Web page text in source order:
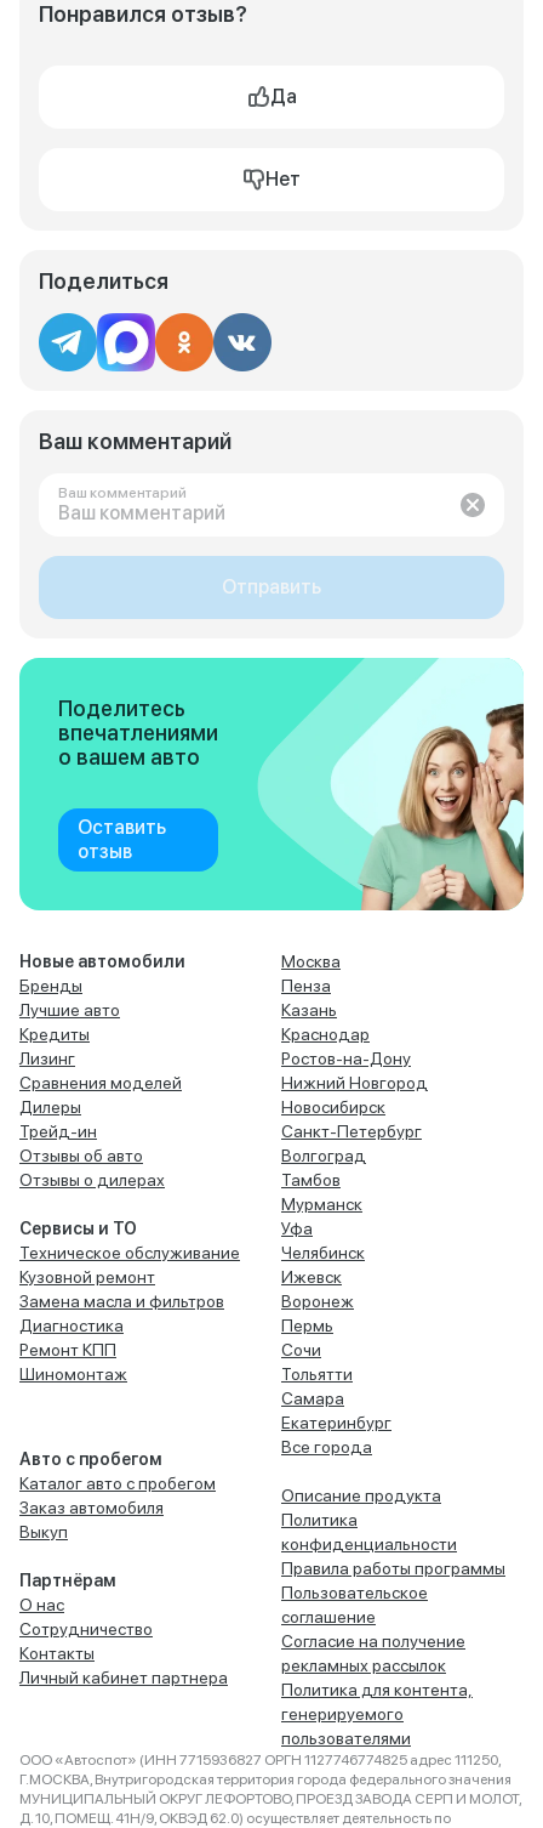
Понравился отзыв?
Да
Нет
Поделиться
Ваш комментарий
Ваш комментарий
Отправить
Поделитесь
впечатлениями
о вашем авто
Оставить
отзыв
Новые автомобили
Бренды
Лучшие авто
Кредиты
Лизинг
Сравнения моделей
Дилеры
Трейд-ин
Отзывы об авто
Отзывы о дилерах
Сервисы и ТО
Техническое обслуживание
Кузовной ремонт
Замена масла и фильтров
Диагностика
Ремонт КПП
Шиномонтаж
Авто с пробегом
Каталог авто с пробегом
Заказ автомобиля
Выкуп
Партнёрам
О нас
Сотрудничество
Контакты
Личный кабинет партнера
Москва
Пенза
Казань
Краснодар
Ростов-на-Дону
Нижний Новгород
Новосибирск
Санкт-Петербург
Волгоград
Тамбов
Мурманск
Уфа
Челябинск
Ижевск
Воронеж
Пермь
Сочи
Тольятти
Самара
Екатеринбург
Все города
Описание продукта
Политика
конфиденциальности
Правила работы программы
Пользовательское
соглашение
Согласие на получение
рекламных рассылок
Политика для контента,
генерируемого
пользователями
ООО «Автоспот» (ИНН 7715936827 ОРГН 1127746774825 адрес 111250,
Г.МОСКВА, Внутригородская территория города федерального значения
МУНИЦИПАЛЬНЫЙ ОКРУГ ЛЕФОРТОВО, ПРОЕЗД ЗАВОДА СЕРП И МОЛОТ,
Д. 10, ПОМЕЩ. 41Н/9, ОКВЭД 62.0) осуществляет деятельность по